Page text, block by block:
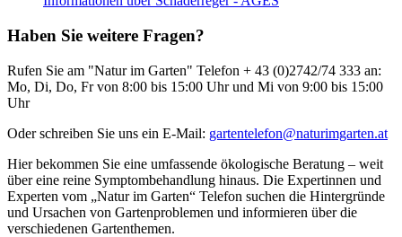
Haben Sie weitere Fragen?
Rufen Sie am "Natur im Garten" Telefon + 43 (0)2742/74 333 an:
Mo, Di, Do, Fr von 8:00 bis 15:00 Uhr und Mi von 9:00 bis 15:00
Uhr
Oder schreiben Sie uns ein E-Mail: gartentelefon@naturimgarten.at
Hier bekommen Sie eine umfassende ökologische Beratung – weit
über eine reine Symptombehandlung hinaus. Die Expertinnen und
Experten vom „Natur im Garten“ Telefon suchen die Hintergründe
und Ursachen von Gartenproblemen und informieren über die
verschiedenen Gartenthemen.